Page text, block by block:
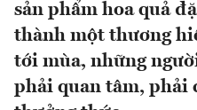
sản phẩm hoa quả
thành một thương
tới mùa, những
phải quan tâm, phải